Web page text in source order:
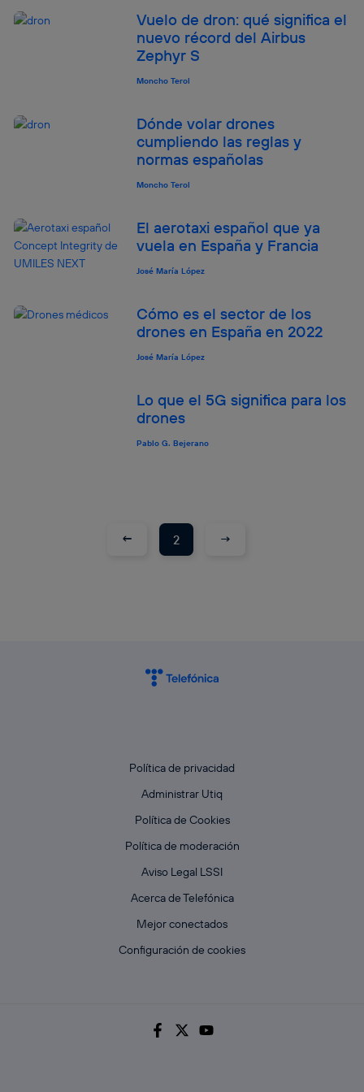
Vuelo de dron: qué significa el
nuevo récord del Airbus
Zephyr S
Moncho Terol
Dónde volar drones
cumpliendo las reglas y
normas españolas
Moncho Terol
El aerotaxi español que ya
vuela en España y Francia
José María López
Cómo es el sector de los
drones en España en 2022
José María López
Lo que el 5G significa para los
drones
Pablo G. Bejerano
← 2 →
Política de privacidad
Administrar Utiq
Política de Cookies
Política de moderación
Aviso Legal LSSI
Acerca de Telefónica
Mejor conectados
Configuración de cookies
lo que cualquier persona que conecte su dispositivo y
consienta el uso de la tecnología recibirá el mismo
identificador. Típicamente:
conexión de banda ancha
el marketing o análisis se realizará en función de las
que hayan dado su consentimiento.
datos móviles, el marketing será más
personalizado, ya que se basará únicamente en la
navegación del usuario del móvil.
Puedes gestionar los consentimientos Utiq seleccionando
visitando el
portal de privacidad de Utiq
(“consenthub”)
. Para más información, consulta
la política de privacidad de Utiq.